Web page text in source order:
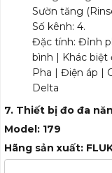
Sườn tăng
Số kênh: 4.
Đặc tính: Đỉnh
bình | Khác biệt
Pha | Điện áp |
Delta
7. Thiết bị đo đa
Model: 179
Hãng sản xuất: